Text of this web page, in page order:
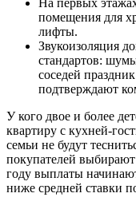
На первых
помещения для
лифты.
Звукоизоляция
стандартов:
соседей
подтверждают
У кого двое и более
квартиру с кухней-
семьи не будут
покупателей
году выплаты
ниже средней ставки